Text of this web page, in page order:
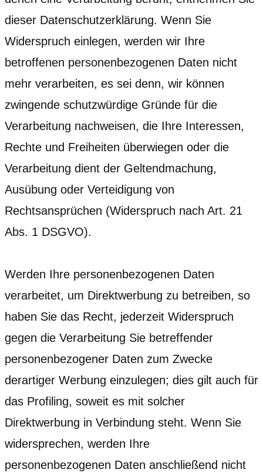
dieser Datenschutzerklärung. Wenn Sie
Widerspruch einlegen, werden wir Ihre
betroffenen personenbezogenen Daten nicht
mehr verarbeiten, es sei denn, wir können
zwingende schutzwürdige Gründe für die
Verarbeitung nachweisen, die Ihre Interessen,
Rechte und Freiheiten überwiegen oder die
Verarbeitung dient der Geltendmachung,
Ausübung oder Verteidigung von
Rechtsansprüchen (Widerspruch nach Art. 21
Abs. 1 DSGVO).
Werden Ihre personenbezogenen Daten
verarbeitet, um Direktwerbung zu betreiben, so
haben Sie das Recht, jederzeit Widerspruch
gegen die Verarbeitung Sie betreffender
personenbezogener Daten zum Zwecke
derartiger Werbung einzulegen; dies gilt auch für
das Profiling, soweit es mit solcher
Direktwerbung in Verbindung steht. Wenn Sie
widersprechen, werden Ihre
personenbezogenen Daten anschließend nicht